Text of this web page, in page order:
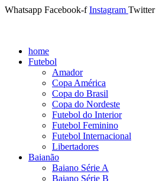
Whatsapp Facebook-f Instagram Twitter
home
Futebol
Amador
Copa América
Copa do Brasil
Copa do Nordeste
Futebol do Interior
Futebol Feminino
Futebol Internacional
Libertadores
Baianão
Baiano Série A
Baiano Série B